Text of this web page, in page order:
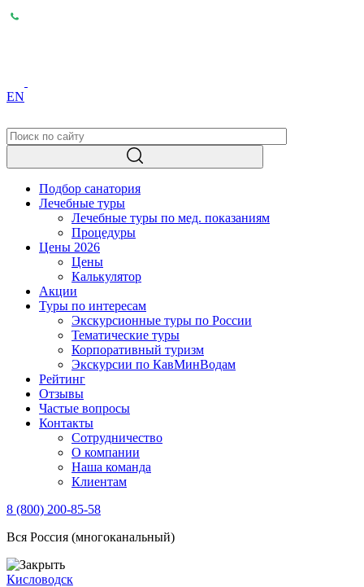
EN
Подбор санатория
Лечебные туры
Лечебные туры по мед. показаниям
Процедуры
Цены 2026
Цены
Калькулятор
Акции
Туры по интересам
Экскурсионные туры по России
Тематические туры
Корпоративный туризм
Экскурсии по КавМинВодам
Рейтинг
Отзывы
Частые вопросы
Контакты
Сотрудничество
О компании
Наша команда
Клиентам
8 (800) 200-85-58
Вся Россия (многоканальный)
Кисловодск